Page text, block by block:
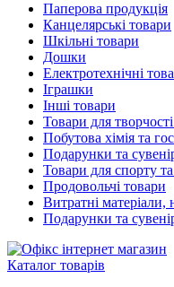
Паперова продукція
Канцелярські товари
Шкільні товари
Дошки
Електротехнічні
Іграшки
Інші товари
Товари для творчості
Побутова хімія та
Подарунки та
Товари для спорту
Продовольчі товари
Витратні матеріали,
Подарунки та
Каталог товарів